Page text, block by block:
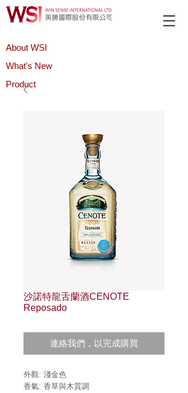
About WSI
What's New
Product
沙諾特龍舌蘭酒CENOTE
Reposado
連絡我們，以完成購買
外觀: 淺金色
香氣: 香草與木質調